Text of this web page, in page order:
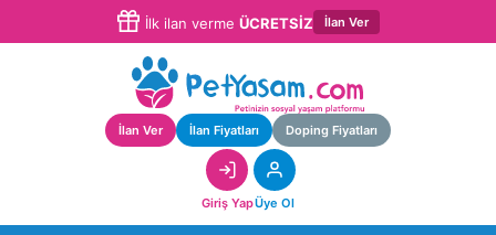
İlk ilan verme ÜCRETSİZ İlan Ver
İlan Ver İlan Fiyatları Doping Fiyatları
Giriş YapÜye Ol